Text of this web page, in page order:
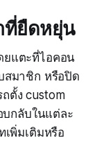
ที่ยืดหยุ่น
ยแตะที่ไอคอน
สมาชิก หรือปิด
ตั้ง custom
บกลับในแต่ละ
พิ่มเติมหรือ